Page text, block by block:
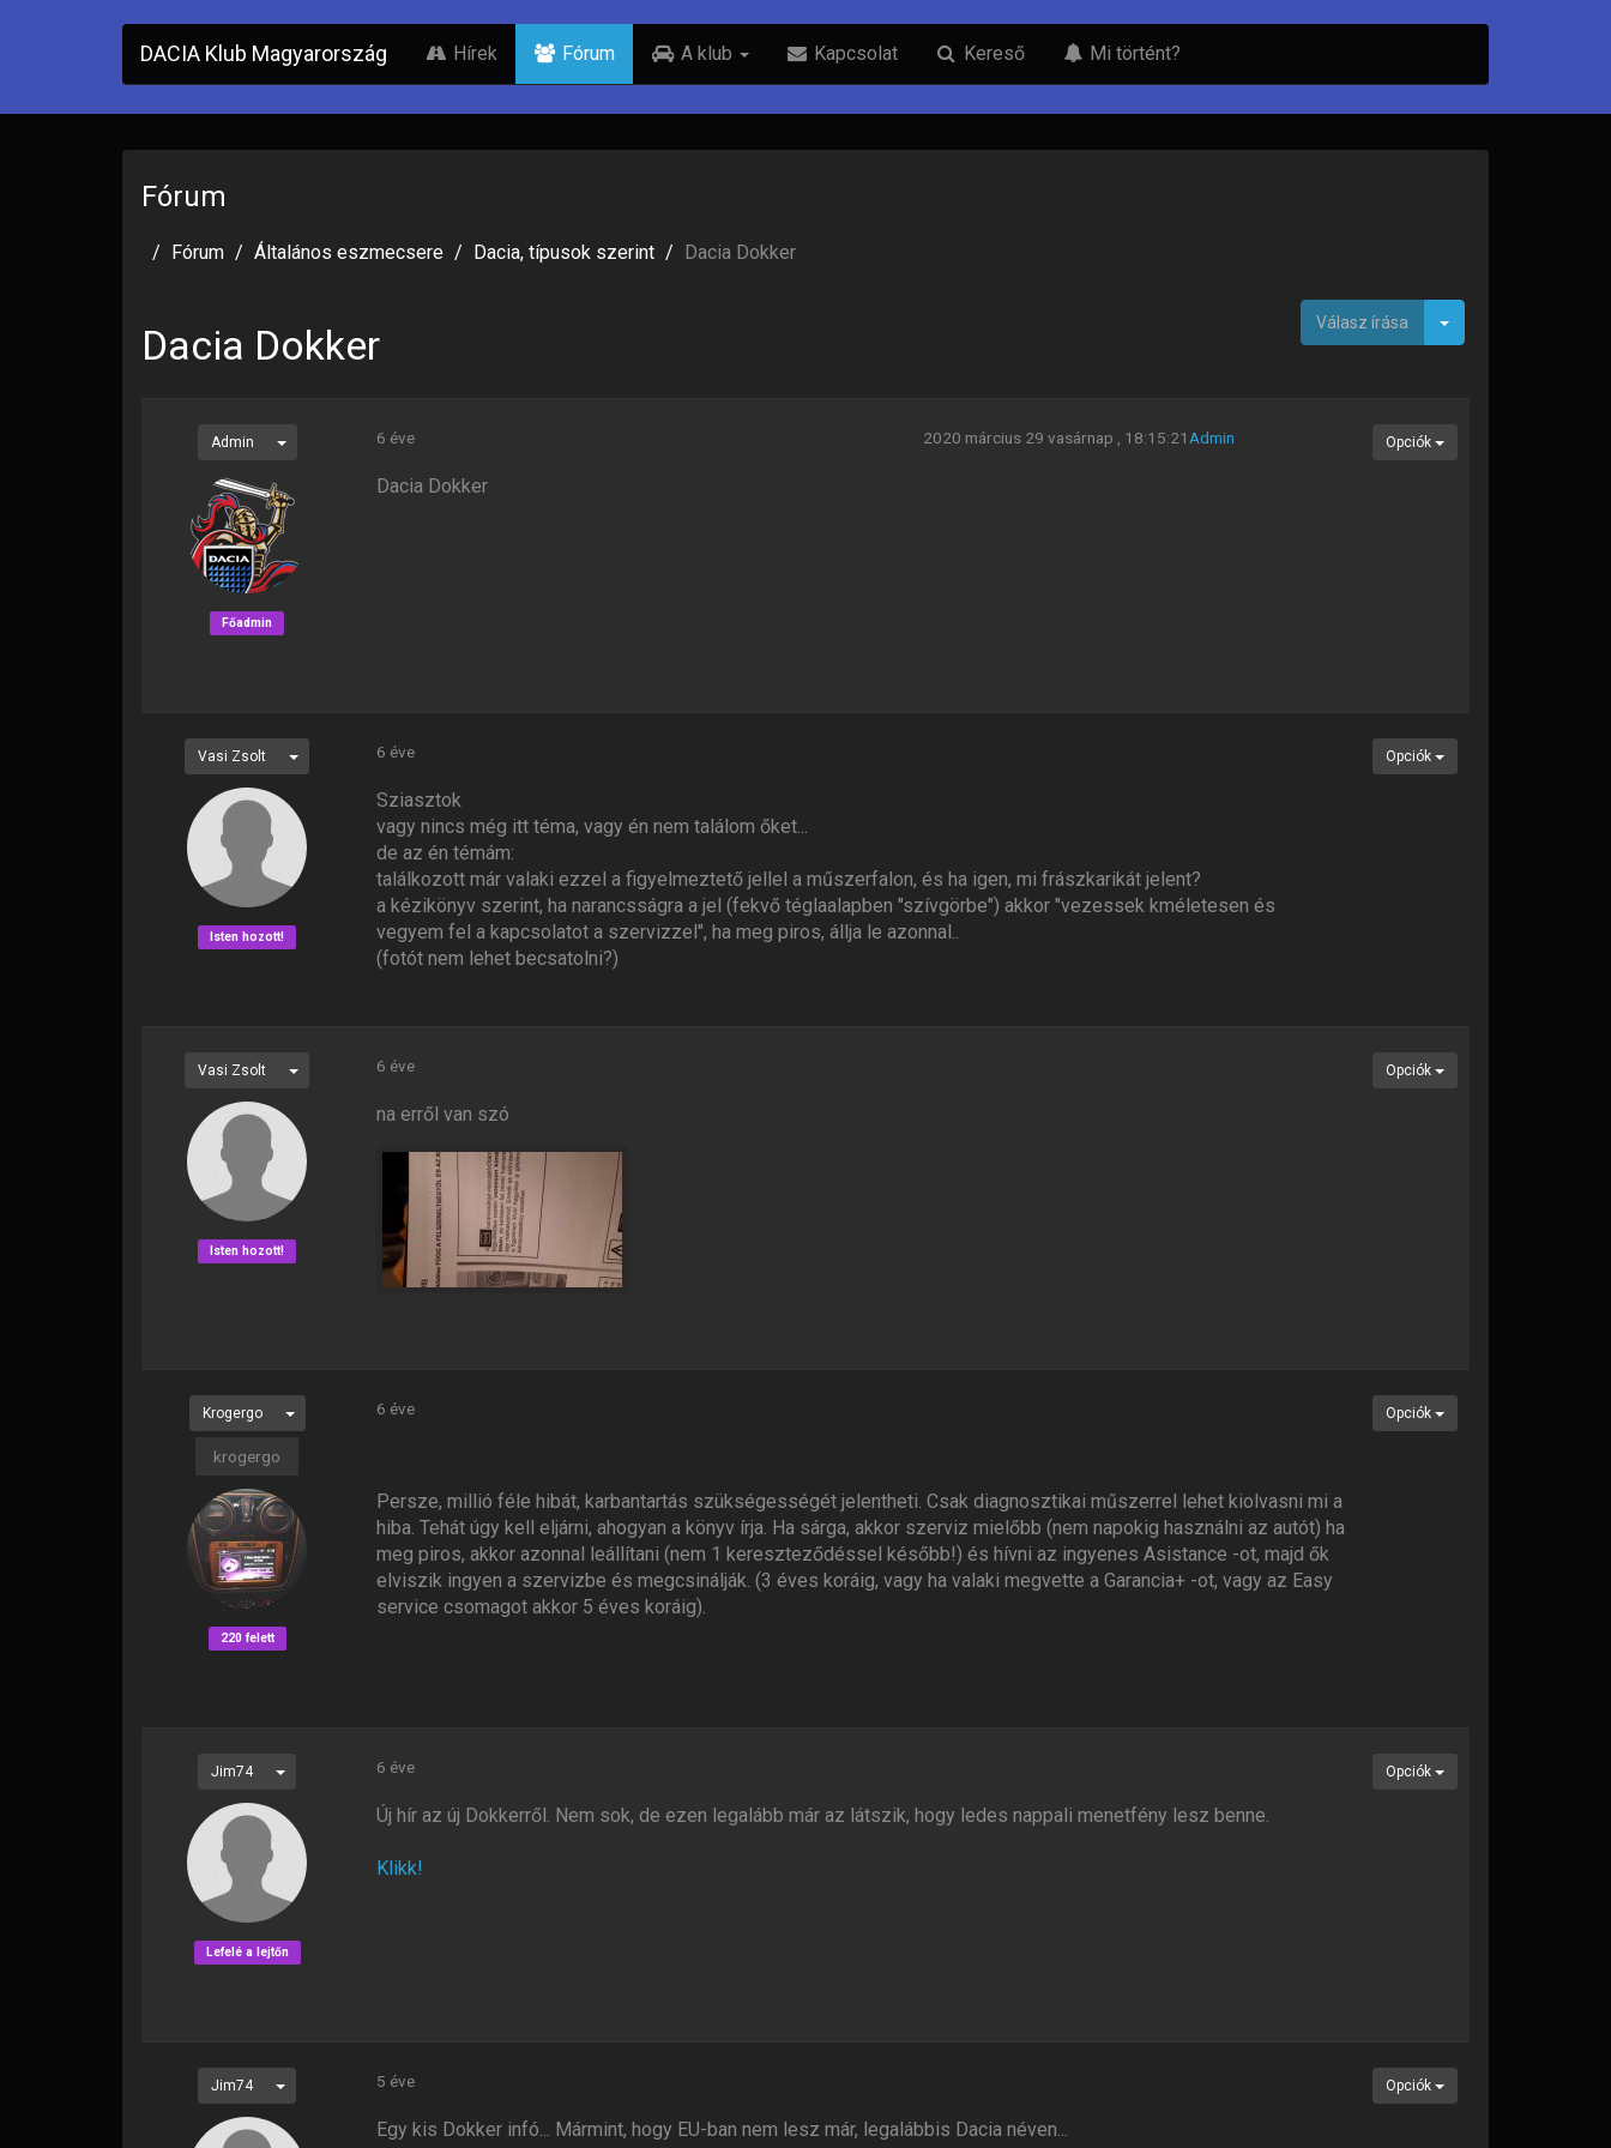
DACIA Klub Magyarország Hírek Fórum A klub Kapcsolat Kereső Mi történt?
Fórum
Fórum Általános eszmecsere Dacia, típusok szerint Dacia Dokker
Dacia Dokker Válasz írása Toggle Dropdown
Admin 6 éve 2020 március 29 vasárnap , 18:15:21 Admin Opciók
Főadmin
Dacia Dokker
Vasi Zsolt 6 éve Opciók
Isten hozott!
Sziasztok
vagy nincs még itt téma, vagy én nem találom őket...
de az én témám:
találkozott már valaki ezzel a figyelmeztető jellel a műszerfalon, és ha igen, mi frászkarikát jelent?
a kézikönyv szerint, ha narancsságra a jel (fekvő téglaalapben "szívgörbe") akkor "vezessek kméletesen és
vegyem fel a kapcsolatot a szervizzel", ha meg piros, állja le azonnal..
(fotót nem lehet becsatolni?)
Vasi Zsolt 6 éve Opciók
Isten hozott!
na erről van szó
Krogergo
krogergo
6 éve Opciók
220 felett
Persze, millió féle hibát, karbantartás szükségességét jelentheti. Csak diagnosztikai műszerrel lehet kiolvasni mi a
hiba. Tehát úgy kell eljárni, ahogyan a könyv írja. Ha sárga, akkor szerviz mielőbb (nem napokig használni az autót) ha
meg piros, akkor azonnal leállítani (nem 1 kereszteződéssel később!) és hívni az ingyenes Asistance -ot, majd ők
elviszik ingyen a szervizbe és megcsinálják. (3 éves koráig, vagy ha valaki megvette a Garancia+ -ot, vagy az Easy
service csomagot akkor 5 éves koráig).
Jim74 6 éve Opciók
Lefelé a lejtőn
Új hír az új Dokkerről. Nem sok, de ezen legalább már az látszik, hogy ledes nappali menetfény lesz benne.
Klikk!
Jim74 5 éve Opciók
Egy kis Dokker infó... Mármint, hogy EU-ban nem lesz már, legalábbis Dacia néven...